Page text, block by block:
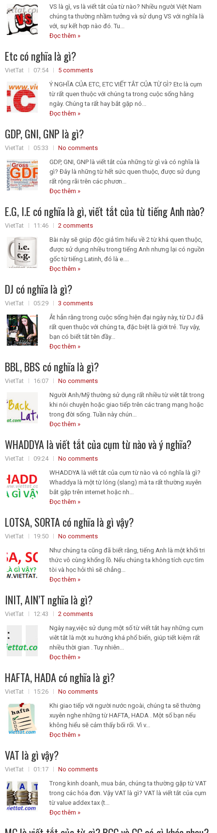
VS là gì, vs là viết tắt của từ nào? Nhiều người Việt Nam
chúng ta thường nhầm tưởng và sử dụng VS với nghĩa là
với, sự kết hợp nào đó. Tu...
Đọc thêm »
Etc có nghĩa là gì?
VietTat 07:54
5 comments
Ý NGHĨA CỦA ETC, ETC VIẾT TẮT CỦA TỪ GÌ? Etc là cụm
từ rất quen thuộc với chúng ta trong cuộc sống hằng
ngày. Chúng ta rất hay bắt gặp nó...
Đọc thêm »
GDP, GNI, GNP là gì?
VietTat 05:33
No comments
GDP, GNI, GNP là viết tắt của những từ gì và có nghĩa là
gì? Đây là những từ hết sức quen thuộc, được sử dụng
rất rộng rãi trên các phươn...
Đọc thêm »
E.G, I.E có nghĩa là gì, viết tắt của từ tiếng Anh nào?
VietTat 11:46
2 comments
Bài này sẽ giúp độc giả tìm hiểu về 2 từ khá quen thuộc,
được sử dụng nhiều trong tiếng Anh nhưng lại có nguồn
gốc từ tiếng Latinh, đó là e....
Đọc thêm »
DJ có nghĩa là gì?
VietTat 05:29
3 comments
Ắt hẳn rằng trong cuộc sống hiện đại ngày này, từ DJ đã
rất quen thuộc với chúng ta, đặc biệt là giới trẻ. Tuy vậy,
bạn có biết tắt tên đầy...
Đọc thêm »
BBL, BBS có nghĩa là gì?
VietTat 16:07
No comments
Người Anh/Mỹ thường sử dụng rất nhiều từ viêt tắt trong
khi nói chuyện hoặc giao tiếp trên các trang mạng hoặc
trong đời sống. Tuần này chún...
Đọc thêm »
WHADDYA là viết tắt của cụm từ nào và ý nghĩa?
VietTat 09:24
No comments
WHADDYA là viết tắt của cụm từ nào và có nghĩa là gì?
Whaddya là một từ lóng (slang) mà ta rất thường xuyên
bắt gặp trên internet hoặc nh...
Đọc thêm »
LOTSA, SORTA có nghĩa là gì vậy?
VietTat 19:50
No comments
Như chúng ta cũng đã biết rằng, tiếng Anh là một khối tri
thức vô cùng khổng lồ. Nếu chúng ta không tích cực tìm
tòi và học hỏi thì sẽ chẳng...
Đọc thêm »
INIT, AIN’T nghĩa là gì?
VietTat 12:43
2 comments
Ngày nay,việc sử dụng một số từ viết tắt hay những cụm
viêt tắt là một xu hướng khá phổ biến, giúp tiết kiệm rất
nhiều thời gian . Tuy nhiên...
Đọc thêm »
HAFTA, HADA có nghĩa là gì?
VietTat 15:26
No comments
Khi giao tiếp với người nước ngoài, chúng ta sẽ thường
xuyên nghe những từ HAFTA, HADA . Một số bạn nếu
không hiểu sẽ cảm thấy bối rối. Vì v...
Đọc thêm »
VAT là gì vậy?
VietTat 01:17
No comments
Trong kinh doanh, mua bán, chúng ta thường gặp từ VAT
trong các hóa đơn. Vậy VAT là gì? VAT là viết tắt của cụm
từ value addex tax (t...
Đọc thêm »